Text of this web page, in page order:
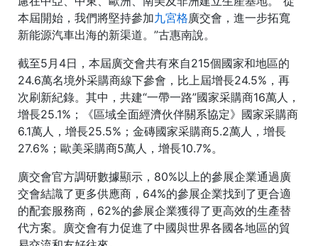
本屆開始，我們將堅持參加九宮格廣交會，進一步拓寬
新能源汽車出海的新渠道。”古惠南說。
截至5月4日，本屆廣交會共有來自215個國家和地區的
24.6萬名境外采購商線下參會，比上屆增長24.5%，再
次刷新紀錄。其中，共建“一帶一路”國家采購商16萬人，
增長25.1%；《區域全面經濟伙伴關系協定》國家采購商
6.1萬人，增長25.5%；金磚國家采購商5.2萬人，增長
27.6%；歐美采購商5萬人，增長10.7%。
廣交會官方調研數據顯示，80%以上的參展企業通過廣
交會結識了更多供應商，64%的參展企業找到了更合適
的配套服務商，62%的參展企業獲得了更高效的生產替
代方案。廣交會有力促進了中國與世界各國各地區的貿